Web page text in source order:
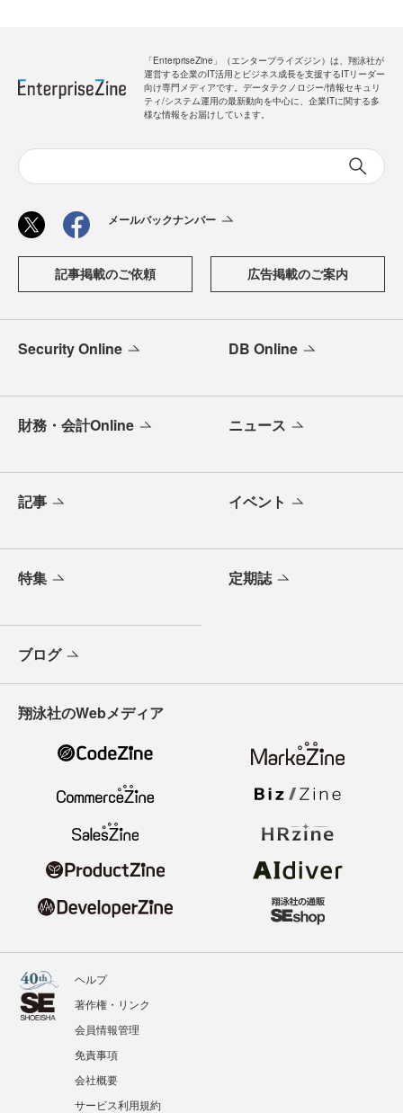
「EnterpriseZine」（エンタープライズジン）は、翔泳社が
運営する企業のIT活用とビジネス成長を支援するITリーダー
向け専門メディアです。データテクノロジー/情報セキュリ
ティ/システム運用の最新動向を中心に、企業ITに関する多
様な情報をお届けしています。
メールバックナンバー
記事掲載のご依頼 広告掲載のご案内
Security Online DB Online
財務・会計Online ニュース
記事 イベント
特集 定期誌
ブログ
翔泳社のWebメディア
ヘルプ
著作権・リンク
会員情報管理
免責事項
会社概要
サービス利用規約